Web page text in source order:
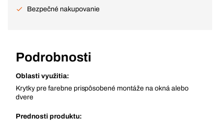
Bezpečné nakupovanie
Podrobnosti
Oblasti využitia:
Krytky pre farebne prispôsobené montáže na okná alebo
dvere
Prednosti produktu: